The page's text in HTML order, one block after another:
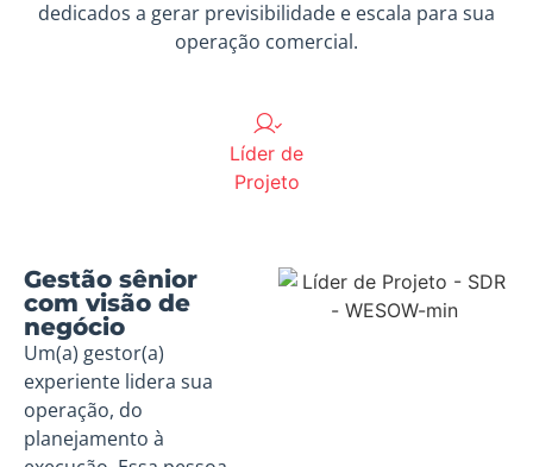
dedicados a gerar previsibilidade e escala para sua
operação comercial.
Líder de
Projeto
Gestão sênior
com visão de
negócio
Um(a) gestor(a)
experiente lidera sua
operação, do
planejamento à